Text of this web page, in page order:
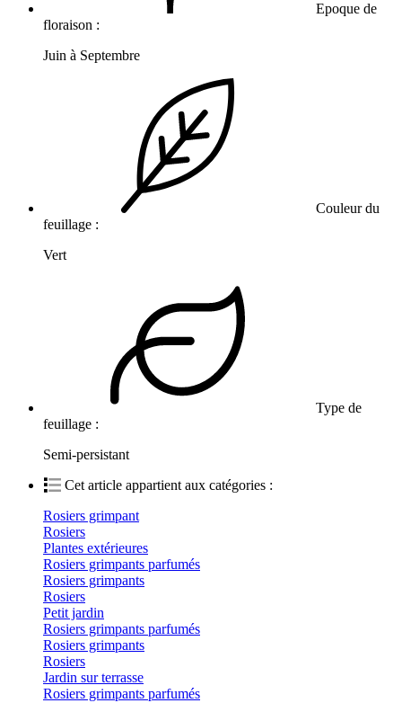
Epoque de
floraison :
Juin à Septembre
Couleur du
feuillage :
Vert
Type de
feuillage :
Semi-persistant
Cet article appartient aux catégories :
Rosiers grimpant
Rosiers
Plantes extérieures
Rosiers grimpants parfumés
Rosiers grimpants
Rosiers
Petit jardin
Rosiers grimpants parfumés
Rosiers grimpants
Rosiers
Jardin sur terrasse
Rosiers grimpants parfumés